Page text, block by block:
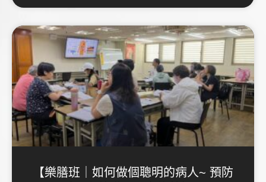
【樂膳班｜如何做個聰明的病人~ 預防